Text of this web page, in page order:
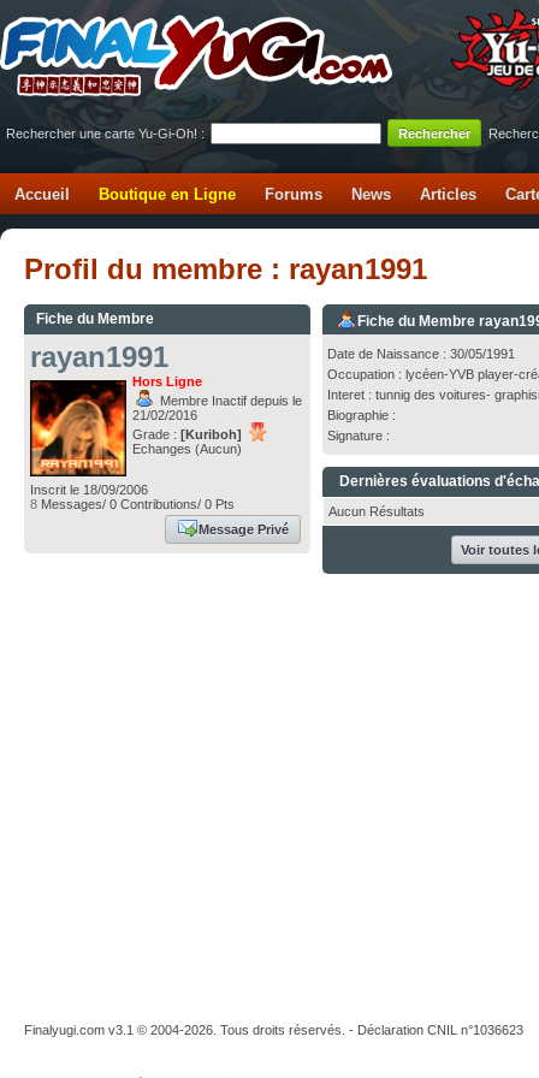
Rechercher une carte Yu-Gi-Oh! :
Accueil Boutique en Ligne Forums News Articles
Profil du membre : rayan1991
Fiche du Membre
rayan1991
Hors Ligne
Membre Inactif depuis le
21/02/2016
Grade : [Kuriboh]
Echanges (Aucun)
Inscrit le 18/09/2006
8 Messages/ 0 Contributions/ 0 Pts
Message Privé
Fiche du Membre
Date de Naissance : 30/05/1991
Occupation : lycéen-YVB player-
Interet : tunnig des voitures-
Biographie :
Signature :
Dernières évaluations
Aucun Résultats
Voir toutes
Finalyugi.com v3.1 © 2004-2026. Tous droits réservés. - Déclaration CNIL n°1036623